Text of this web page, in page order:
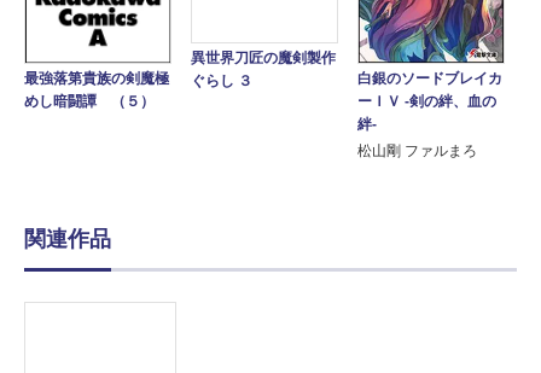
最強落第貴族の剣魔極
めし暗闘譚 （５）
異世界刀匠の魔剣製作
ぐらし ３
白銀のソードブレイカ
ーＩＶ -剣の絆、血の
絆-
松山剛 ファルまろ
関連作品